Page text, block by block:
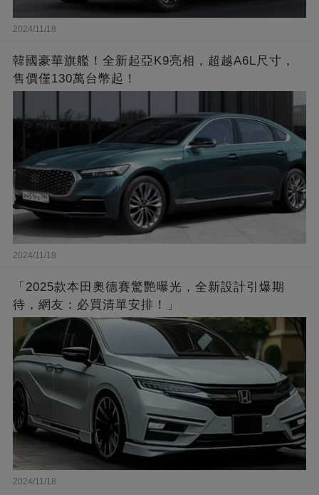
2024/11/18
韓國豪華旗艦！全新起亞K9亮相，超越A6L尺寸，
售價僅130萬台幣起！
2024/11/18
「2025款本田奧德賽驚艷曝光，全新設計引爆期
待，網友：必買清單安排！」
2024/11/18